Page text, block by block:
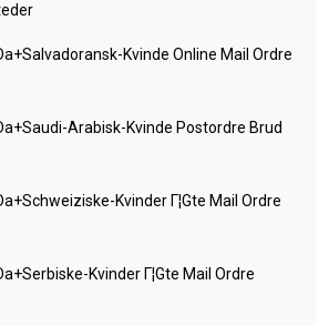
Kvinde Online Mail Ordre
Arabisk-Kvinde Postordre Brud
Kvinder Г¦gte Mail Ordre
Kvinder Г¦gte Mail Ordre